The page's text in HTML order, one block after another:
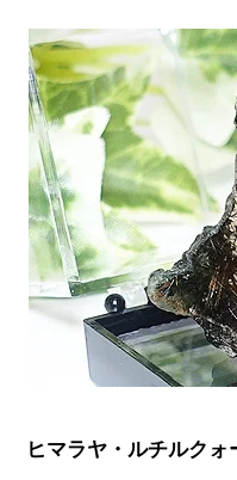
ヒマラヤ・ルチルク